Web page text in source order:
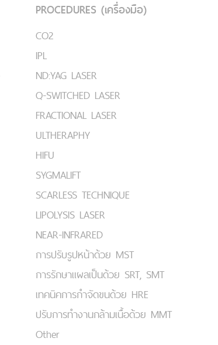
PROCEDURES (เครื่องมือ)
CO2
IPL
ND:YAG LASER
Q-SWITCHED LASER
FRACTIONAL LASER
ULTHERAPHY
HIFU
SYGMALIFT
SCARLESS TECHNIQUE
LIPOLYSIS LASER
NEAR-INFRARED
การปรับรูปหน้าด้วย MST
การรักษาแผลเป็นด้วย SRT, SMT
เทคนิคการกำจัดขนด้วย HRE
ปรับการทำงานกล้ามเนื้อด้วย MMT
Other